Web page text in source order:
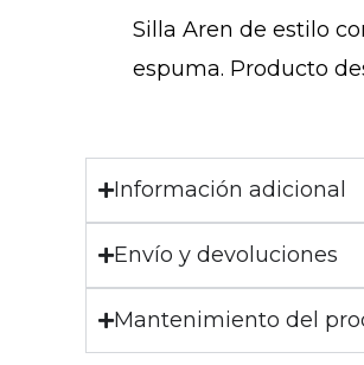
Silla Aren de estilo
espuma. Producto
Información adicional
Envío y devoluciones
Mantenimiento del